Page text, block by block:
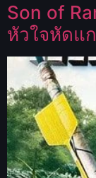
Son of
หัวใจหัดแ